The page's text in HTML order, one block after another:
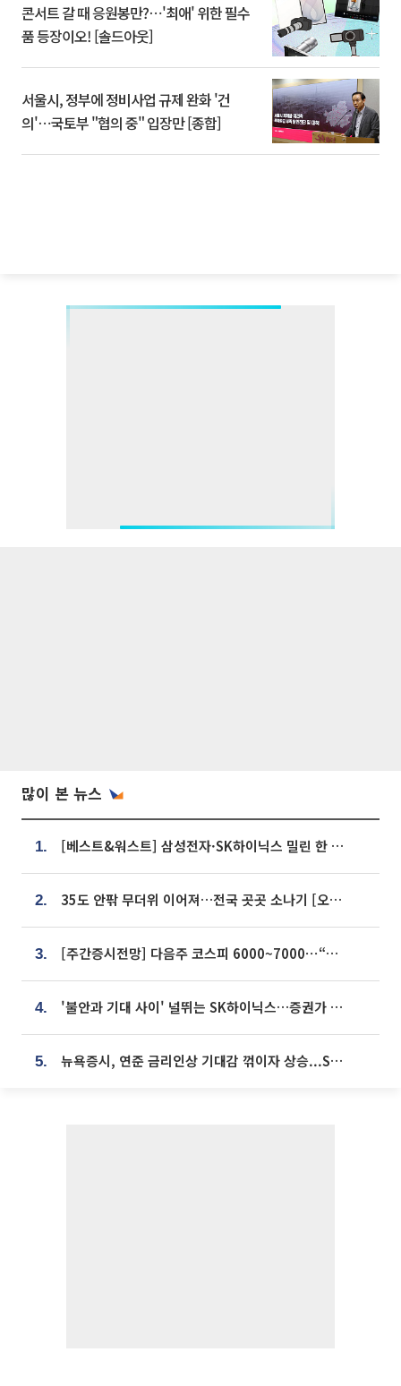
콘서트 갈 때 응원봉만?⋯'최애' 위한 필수
품 등장이오! [솔드아웃]
서울시, 정부에 정비사업 규제 완화 '건
의'⋯국토부 "협의 중" 입장만 [종합]
많이 본 뉴스
1. [베스트&워스트] 삼성전자·SK하이닉스 밀린 한 주…상상인증권은 85% 급등
2. 35도 안팎 무더위 이어져…전국 곳곳 소나기 [오늘 날씨]
3. [주간증시전망] 다음주 코스피 6000~7000⋯“外人 수급은 정책이 변수”
4. '불안과 기대 사이' 널뛰는 SK하이닉스…증권가 "HBM4·LTA 기반 펀터멘털 견고"
5. 뉴욕증시, 연준 금리인상 기대감 꺾이자 상승...S&P500 사상 최고치 [종합]